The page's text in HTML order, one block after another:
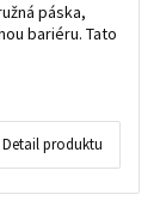
páska,
bariéru. Tato
Detail produktu